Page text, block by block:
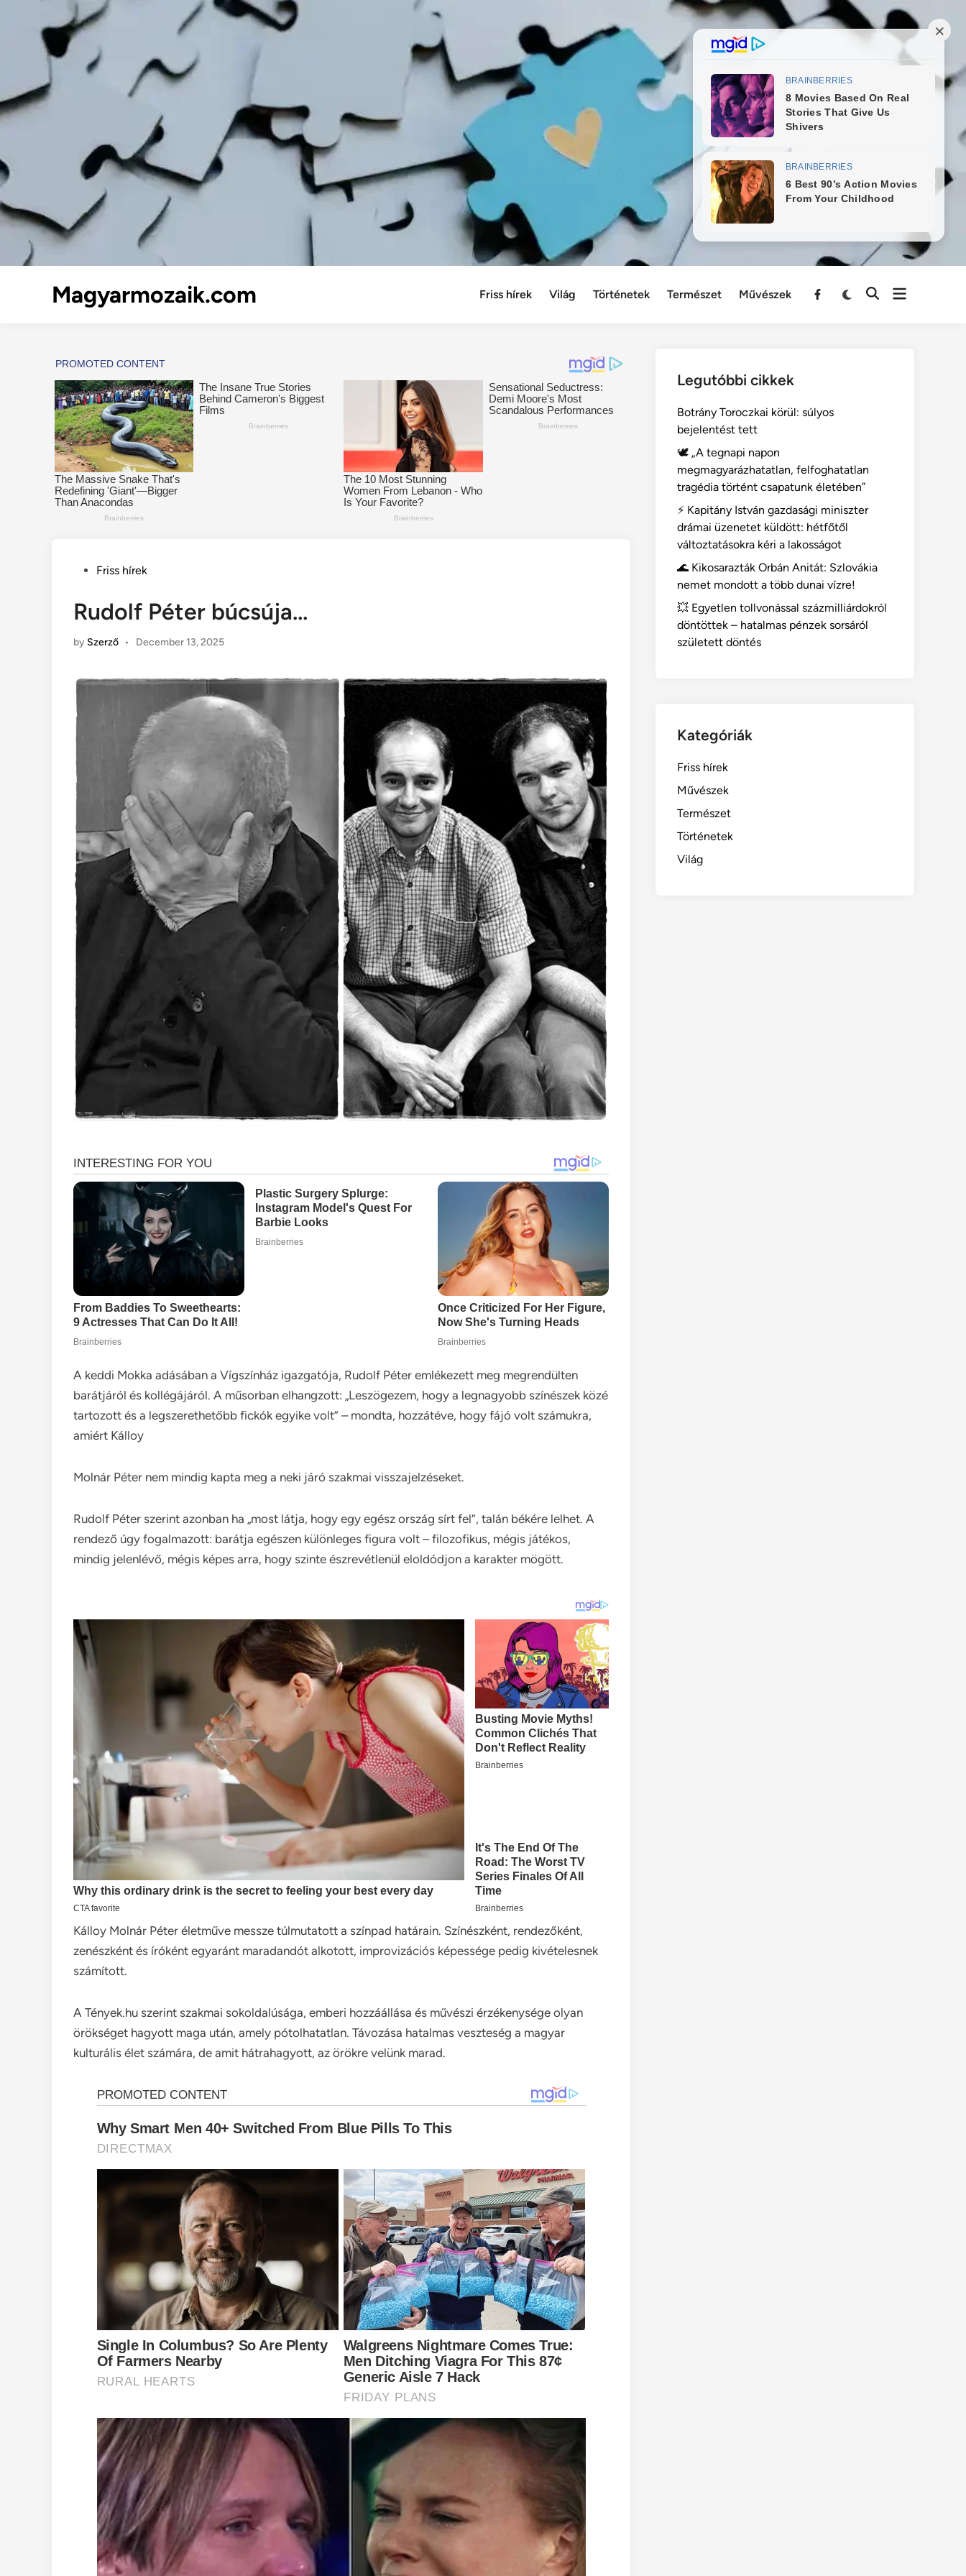
Magyarmozaik.com Friss hírek Világ Történetek Természet Művészek
Menu
PostedFriss hírek
Rudolf Péter búcsúja…
by Szerző • December 13, 2025
A keddi Mokka adásában a Vígszínház igazgatója, Rudolf Péter emlékezett meg megrendülten
barátjáról és kollégájáról. A műsorban elhangzott: „Leszögezem, hogy a legnagyobb színészek közé
tartozott és a legszerethetőbb fickók egyike volt” – mondta, hozzátéve, hogy fájó volt számukra,
amiért Kálloy
Molnár Péter nem mindig kapta meg a neki járó szakmai visszajelzéseket.
Rudolf Péter szerint azonban ha „most látja, hogy egy egész ország sírt fel”, talán békére lelhet. A
rendező úgy fogalmazott: barátja egészen különleges figura volt – filozofikus, mégis játékos,
mindig jelenlévő, mégis képes arra, hogy szinte észrevétlenül eloldódjon a karakter mögött.
Kálloy Molnár Péter életműve messze túlmutatott a színpad határain. Színészként, rendezőként,
zenészként és íróként egyaránt maradandót alkotott, improvizációs képessége pedig kivételesnek
számított.
A Tények.hu szerint szakmai sokoldalúsága, emberi hozzáállása és művészi érzékenysége olyan
örökséget hagyott maga után, amely pótolhatatlan. Távozása hatalmas veszteség a magyar
kulturális élet számára, de amit hátrahagyott, az örökre velünk marad.
Legutóbbi cikkek
Botrány Toroczkai körül: súlyos
bejelentést tett
🕊️ „A tegnapi napon
megmagyarázhatatlan, felfoghatatlan
tragédia történt csapatunk életében”
⚡ Kapitány István gazdasági miniszter
drámai üzenetet küldött: hétfőtől
változtatásokra kéri a lakosságot
🌊 Kikosarazták Orbán Anitát: Szlovákia
nemet mondott a több dunai vízre!
💥 Egyetlen tollvonással százmilliárdokról
döntöttek – hatalmas pénzek sorsáról
született döntés
Kategóriák
Friss hírek
Művészek
Természet
Történetek
Világ